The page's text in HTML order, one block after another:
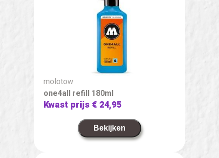
molotow
one4all refill 180ml
Kwast prijs€ 24,95
Bekijken